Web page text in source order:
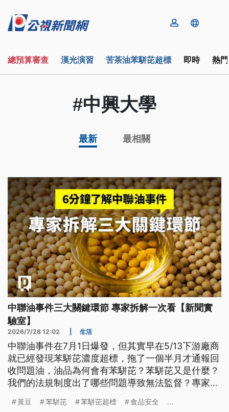
總預算審查 漢光演習 苦茶油苯駢芘超標 即時 熱
#中興大學
最新 最相關
中聯油事件三大關鍵環節 專家拆解一次看【新聞實
驗室】
2026/7/28 12:02 生活
中聯油事件在7月1日爆發，但其實早在5/13下游廠商
就已經發現苯駢芘濃度超標，拖了一個半月才通報回
收問題油，油品為何會有苯駢芘？苯駢芘又是什麼？
我們的法規制度出了哪些問題導致無法監督？專家拆
黃豆 苯駢芘 苯駢芘超標 食品安全 ...